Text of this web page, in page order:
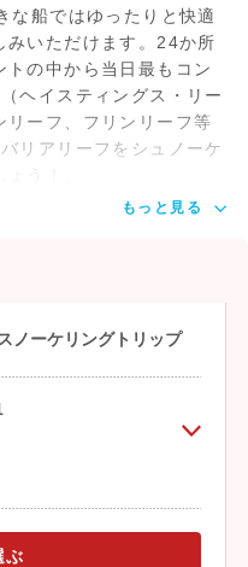
な船ではゆったりと快適
みいただけます。24か所
の中から当日最もコン
ヘイスティングス・リー
リーフ、フリンリーフ等
リアリーフをシュノーケ
もっと見る
ノーケリングトリップ
ぶ